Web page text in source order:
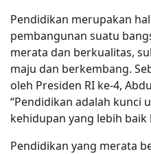
Pendidikan merupakan
pembangunan suatu
merata dan berkualitas,
maju dan berkembang.
oleh Presiden RI ke-4,
“Pendidikan adalah kunci
kehidupan yang lebih baik
Pendidikan yang merata